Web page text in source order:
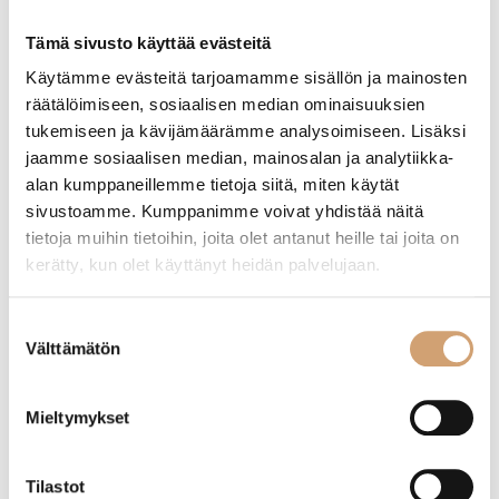
Tämä sivusto käyttää evästeitä
Käytämme evästeitä tarjoamamme sisällön ja mainosten
räätälöimiseen, sosiaalisen median ominaisuuksien
tukemiseen ja kävijämäärämme analysoimiseen. Lisäksi
jaamme sosiaalisen median, mainosalan ja analytiikka-
alan kumppaneillemme tietoja siitä, miten käytät
sivustoamme. Kumppanimme voivat yhdistää näitä
tietoja muihin tietoihin, joita olet antanut heille tai joita on
kerätty, kun olet käyttänyt heidän palvelujaan.
valinta
Välttämätön
Mieltymykset
Tilastot
Etusivu / Tuotteet avainsanalla “runebergintorttu muotti”
Näytetään kaikki 2 tulosta
Heirol alumiininen runebergintorttumuotti
6,50€
Martinex silikoninen runebergintorttuvuoka